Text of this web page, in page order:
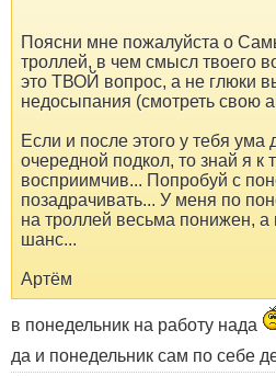
Поясни мне пожалуйста о
троллей, в чем смысл твоего
это ТВОЙ вопрос, а не глюки
недосыпания (смотреть свою
Если и после этого у тебя ума
очередной подкол, то знай я к
восприимчив... Попробуй с
позадрачивать... У меня по
на троллей весьма понижен, а
шанс...
Артём
в понедельник на работу нада
да и понедельник сам по себе